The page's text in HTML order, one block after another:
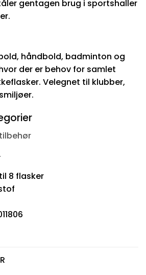
gentagen brug i sportshaller
håndbold, badminton og
der er behov for samlet
Velegnet til klubber,
8 flasker